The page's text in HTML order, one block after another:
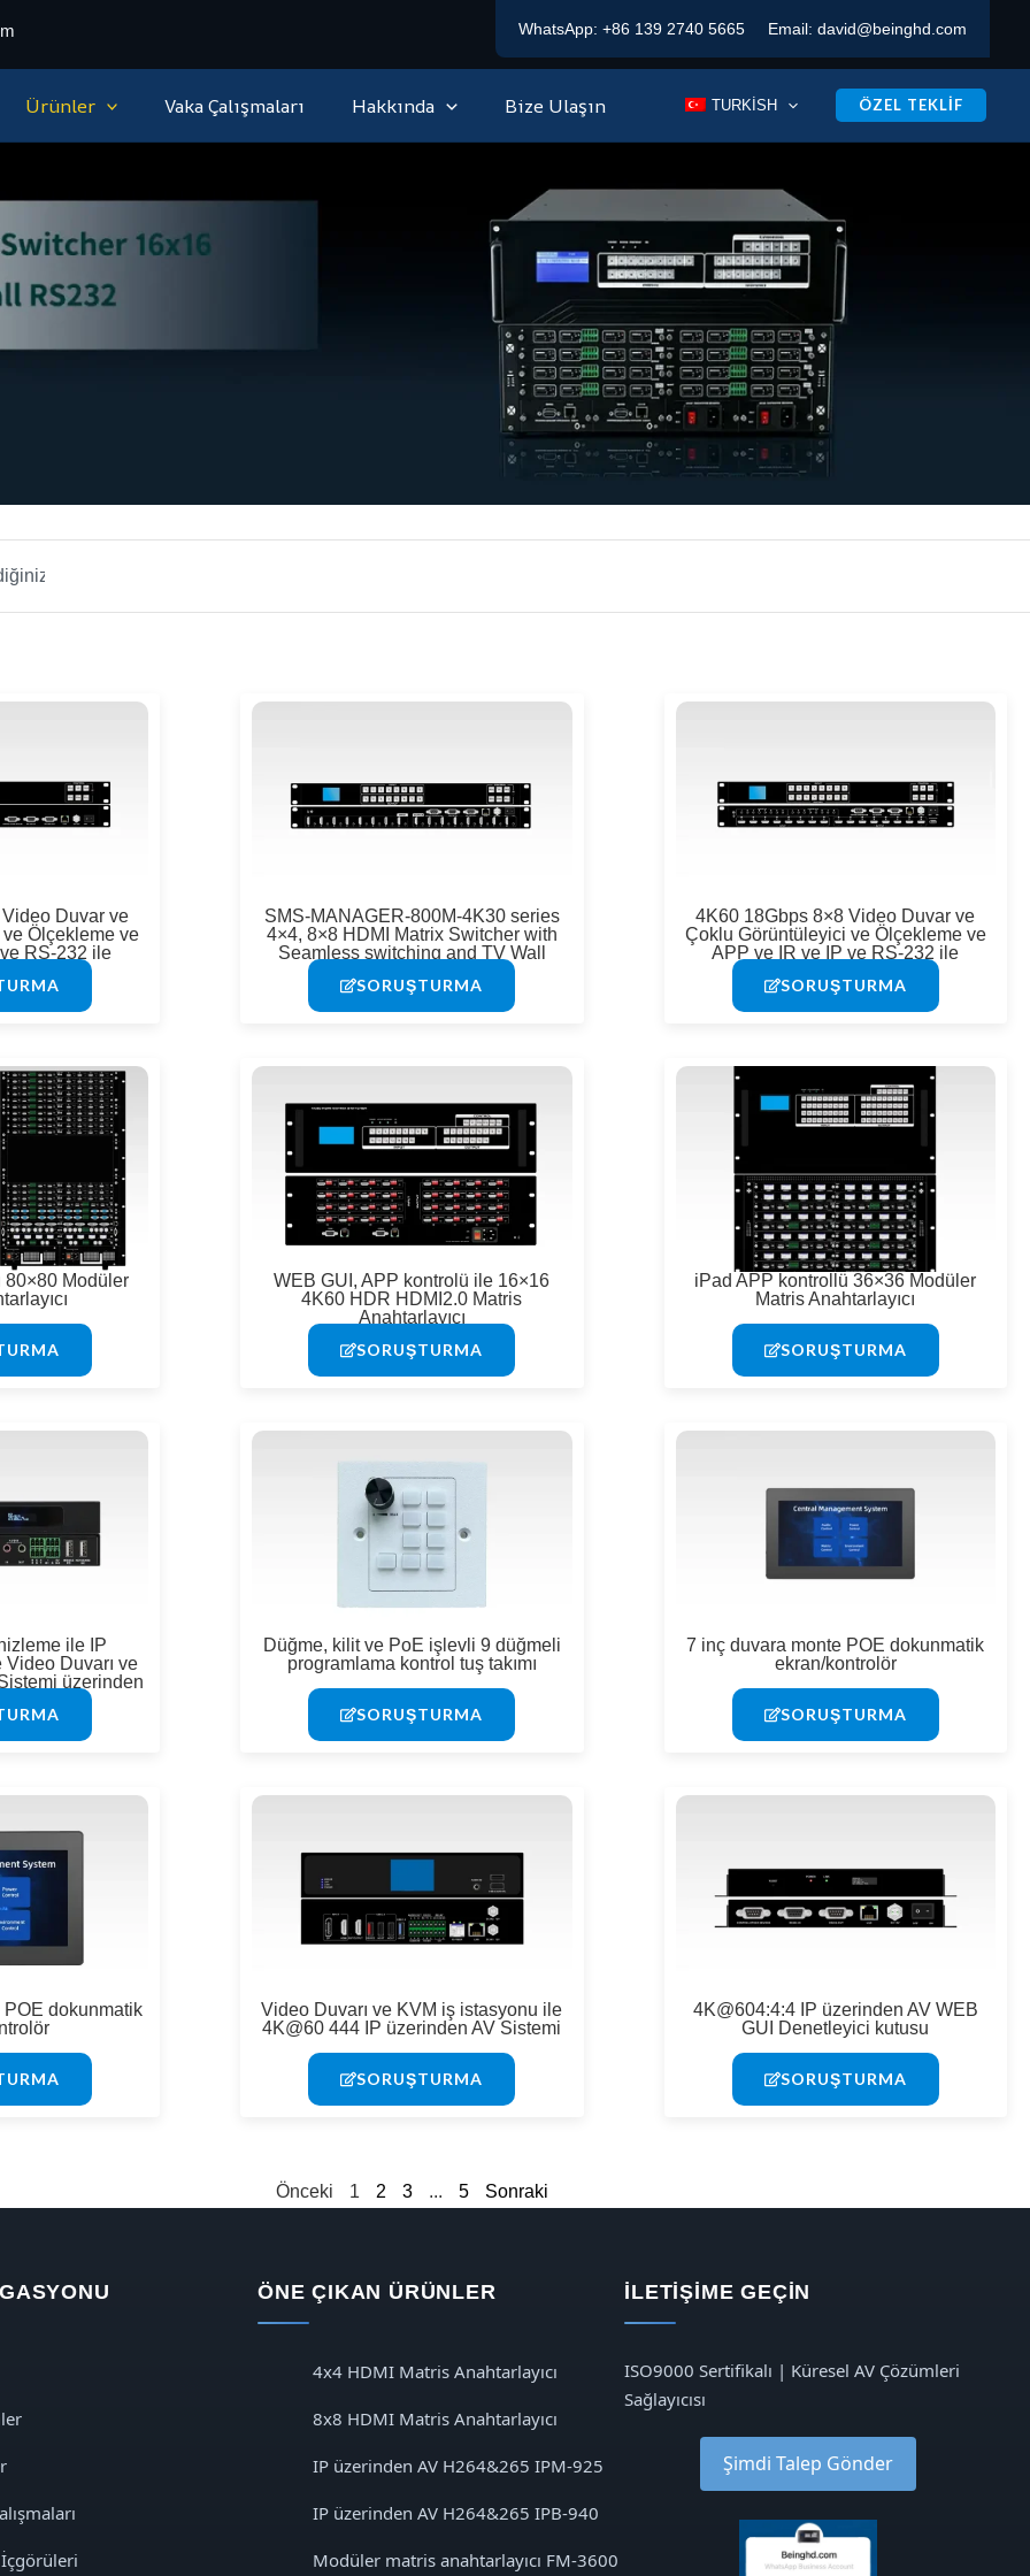
WhatsApp: +86 139 2740 5665 Email: david@beinghd.com
Ürünler Vaka Çalışmaları Hakkında Bize Ulaşın TURKISH ÖZEL TEKLIF
Duvar ve
Ölçekleme ve
RS-232 ile
SMS-MANAGER-800M-4K30 series
4×4, 8×8 HDMI Matrix Switcher with
Seamless switching and TV Wall
SORUŞTURMA
4K60 18Gbps 8×8 Video Duvar ve
Çoklu Görüntüleyici ve Ölçekleme ve
APP ve IR ve IP ve RS-232 ile
SORUŞTURMA
80×80 Modüler
WEB GUI, APP kontrolü ile 16×16
4K60 HDR HDMI2.0 Matris
Anahtarlayıcı
SORUŞTURMA
iPad APP kontrollü 36×36 Modüler
Matris Anahtarlayıcı
SORUŞTURMA
ile IP
Duvarı ve
üzerinden
Düğme, kilit ve PoE işlevli 9 düğmeli
programlama kontrol tuş takımı
SORUŞTURMA
7 inç duvara monte POE dokunmatik
ekran/kontrolör
SORUŞTURMA
dokunmatik
Video Duvarı ve KVM iş istasyonu ile
4K@60 444 IP üzerinden AV Sistemi
SORUŞTURMA
4K@604:4:4 IP üzerinden AV WEB
GUI Denetleyici kutusu
SORUŞTURMA
Önceki 1 2 3 ... 5 Sonraki
ÖNE ÇIKAN ÜRÜNLER
4x4 HDMI Matris Anahtarlayıcı
8x8 HDMI Matris Anahtarlayıcı
IP üzerinden AV H264&265 IPM-925
IP üzerinden AV H264&265 IPB-940
Modüler matris anahtarlayıcı FM-3600
İLETIŞIME GEÇIN
ISO9000 Sertifikalı | Küresel AV Çözümleri
Sağlayıcısı
Şimdi Talep Gönder